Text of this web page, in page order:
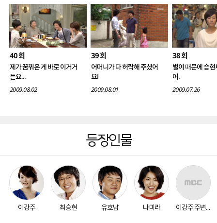
40회
제가 꿈꿔온 게 바로 이거거
든요...
2009.08.02
39회
어머니가 다 허락해 주셨어
요!
2009.08.01
38회
별이 때문에 승현
어.
2009.07.26
등장인물
이강주 최승현 유호남 나미라 이강주 주변인물